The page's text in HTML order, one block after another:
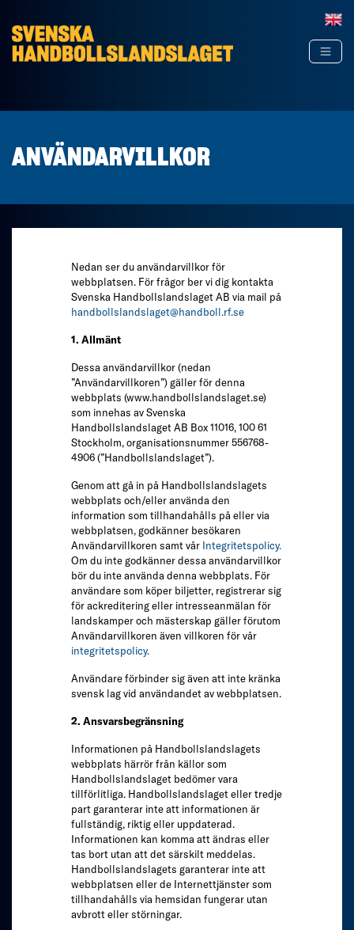
ANVÄNDARVILLKOR
Nedan ser du användarvillkor för
webbplatsen. För frågor ber vi dig kontakta
Svenska Handbollslandslaget AB via mail på
handbollslandslaget@handboll.rf.se
1. Allmänt
Dessa användarvillkor (nedan
”Användarvillkoren”) gäller för denna
webbplats (www.handbollslandslaget.se)
som innehas av Svenska
Handbollslandslaget AB Box 11016, 100 61
Stockholm, organisationsnummer 556768-
4906 (”Handbollslandslaget”).
Genom att gå in på Handbollslandslagets
webbplats och/eller använda den
information som tillhandahålls på eller via
webbplatsen, godkänner besökaren
Användarvillkoren samt vår Integritetspolicy.
Om du inte godkänner dessa användarvillkor
bör du inte använda denna webbplats. För
användare som köper biljetter, registrerar sig
för ackreditering eller intresseanmälan för
landskamper och mästerskap gäller förutom
Användarvillkoren även villkoren för vår
integritetspolicy.
Användare förbinder sig även att inte kränka
svensk lag vid användandet av webbplatsen.
2. Ansvarsbegränsning
Informationen på Handbollslandslagets
webbplats härrör från källor som
Handbollslandslaget bedömer vara
tillförlitliga. Handbollslandslaget eller tredje
part garanterar inte att informationen är
fullständig, riktig eller uppdaterad.
Informationen kan komma att ändras eller
tas bort utan att det särskilt meddelas.
Handbollslandslagets garanterar inte att
webbplatsen eller de Internettjänster som
tillhandahålls via hemsidan fungerar utan
avbrott eller störningar.